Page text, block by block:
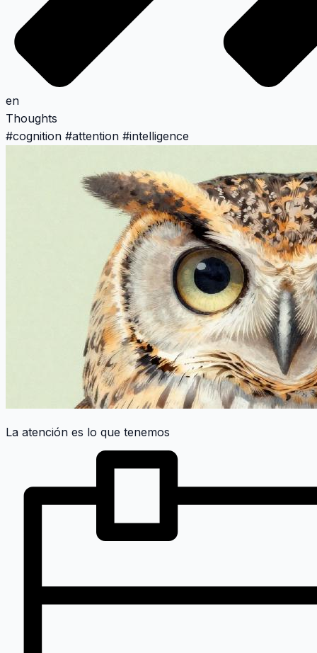
en
Thoughts
#cognition #attention #intelligence
La atención es lo que tenemos